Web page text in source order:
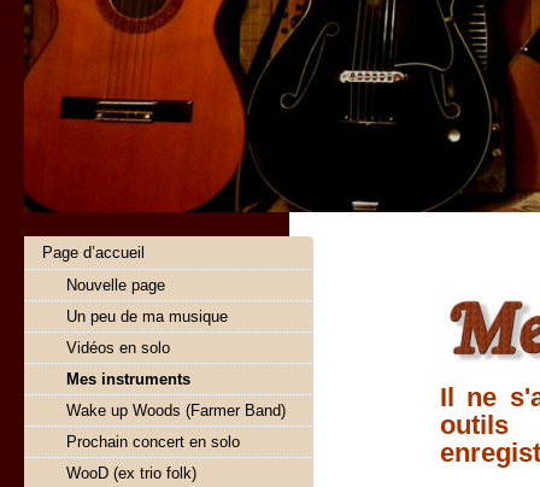
Il ne
outils
Page d’accueil
Nouvelle page
Un peu de ma musique
Vidéos en solo
Mes instruments
Wake up Woods (Farmer Band)
Prochain concert en solo
WooD (ex trio folk)